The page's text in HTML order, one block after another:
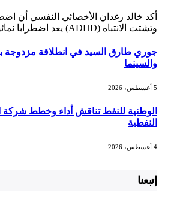
أكد خالد رغدان الأخصائي النفسي أن
وتشتت الانتباه (ADHD) يعد اضطرابا نمائيا…
جوري طارق السيد في انطلاقة مزدوجة
والسينما
الوطنية للنفط تناقش أداء وخطط شركة
النفطية
إتبعنا